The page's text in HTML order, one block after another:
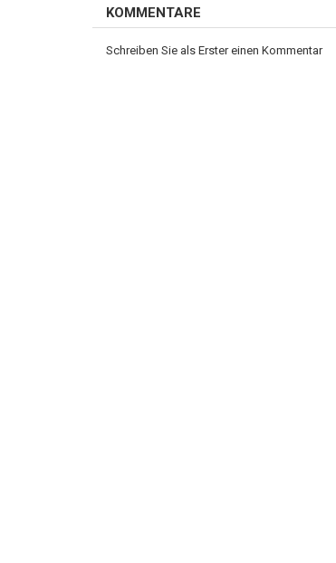
KOMMENTARE
Schreiben Sie als Erster einen Kommentar